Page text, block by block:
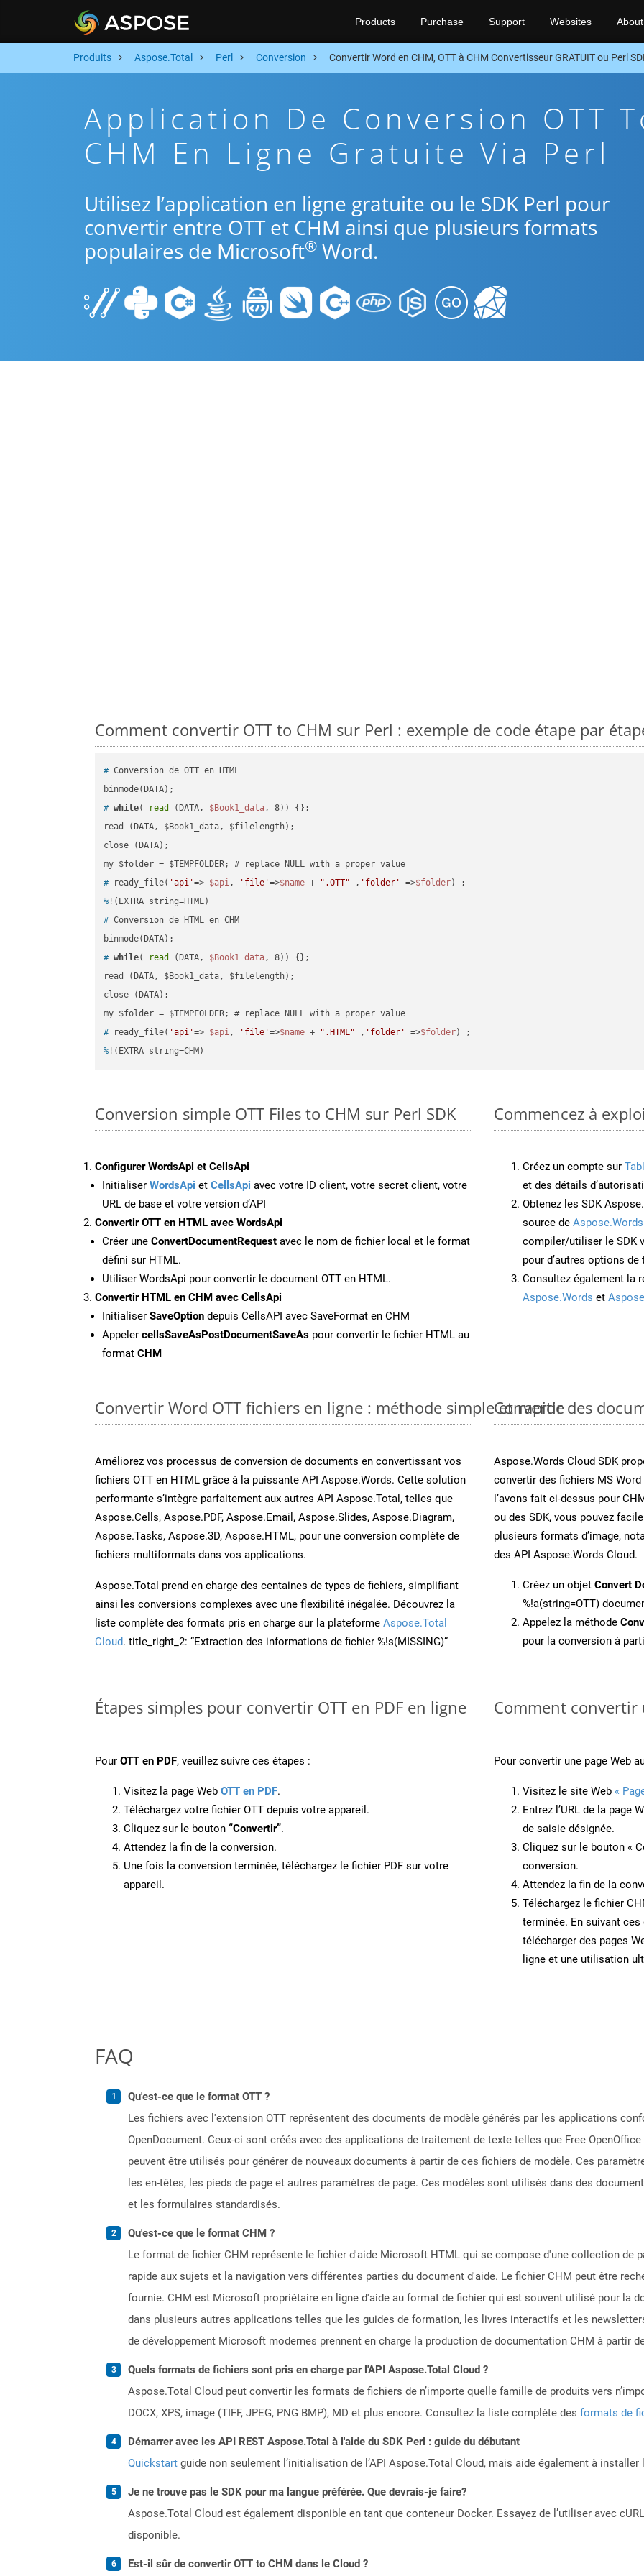
Products Purchase Support Websites About
Produits Aspose.Total Perl Conversion Convertir Word en CHM, OTT à CHM Convertisseur GRATUIT ou Perl
Application De Conversion OTT
CHM En Ligne Gratuite Via Perl
Utilisez l’application en ligne gratuite ou le SDK Perl pour
convertir entre OTT et CHM ainsi que plusieurs formats
populaires de Microsoft® Word.
Comment convertir OTT to CHM sur Perl : exemple de code étape par
# Conversion de OTT en HTML
# while( read (DATA, $Book1_data, 8)) {};
read (DATA, $Book1_data, $filelength);
close (DATA);
# ready_file( 'api'=> $api, 'file'=>$name + ".OTT" , 'folder' =>$folder) ;
% !(EXTRA string=HTML)
# Conversion de HTML en CHM
# while( read (DATA, $Book1_data, 8)) {};
read (DATA, $Book1_data, $filelength);
close (DATA);
# ready_file( 'api'=> $api, 'file'=>$name + ".HTML" , 'folder' =>$folder) ;
% !(EXTRA string=CHM)
Conversion simple OTT Files to CHM sur Perl SDK
Configurer WordsApi et CellsApi
Initialiser WordsApi et CellsApi avec votre ID client, votre secret client, votre
URL de base et votre version d’API
Convertir OTT en HTML avec WordsApi
Créer une ConvertDocumentRequest avec le nom de fichier local et le format
défini sur HTML.
Utiliser WordsApi pour convertir le document OTT en HTML.
Convertir HTML en CHM avec CellsApi
Initialiser SaveOption depuis CellsAPI avec SaveFormat en CHM
Appeler cellsSaveAsPostDocumentSaveAs pour convertir le fichier HTML au
format CHM
Commencez à
Créez un compte sur
et des détails
Obtenez les SDK
source de
compiler/utiliser le SDK
pour d’autres options
Consultez également la
Aspose.Words et
Convertir Word OTT fichiers en ligne : méthode simple et rapide
Améliorez vos processus de conversion de documents en convertissant vos
fichiers OTT en HTML grâce à la puissante API Aspose.Words. Cette solution
performante s’intègre parfaitement aux autres API Aspose.Total, telles que
Aspose.Cells, Aspose.PDF, Aspose.Email, Aspose.Slides, Aspose.Diagram,
Aspose.Tasks, Aspose.3D, Aspose.HTML, pour une conversion complète de
fichiers multiformats dans vos applications.
Aspose.Total prend en charge des centaines de types de fichiers, simplifiant
ainsi les conversions complexes avec une flexibilité inégalée. Découvrez la
liste complète des formats pris en charge sur la plateforme Aspose.Total
Cloud. title_right_2: “Extraction des informations de fichier %!s(MISSING)”
Convertir des
Aspose.Words Cloud SDK
convertir des fichiers MS
l’avons fait ci-dessus pour
ou des SDK, vous pouvez
plusieurs formats d’image,
des API Aspose.Words Cloud.
Créez un objet Convert
%!a(string=OTT)
Appelez la méthode
pour la conversion à
Étapes simples pour convertir OTT en PDF en ligne
Pour OTT en PDF, veuillez suivre ces étapes :
Visitez la page Web OTT en PDF.
Téléchargez votre fichier OTT depuis votre appareil.
Cliquez sur le bouton “Convertir”.
Attendez la fin de la conversion.
Une fois la conversion terminée, téléchargez le fichier PDF sur votre
appareil.
Comment convertir
Pour convertir une page Web
Visitez le site Web «
Entrez l’URL de la page
de saisie désignée.
Cliquez sur le bouton «
conversion.
Attendez la fin de la
Téléchargez le fichier
terminée. En suivant
télécharger des pages
ligne et une utilisation
FAQ
Qu'est-ce que le format OTT ?
Les fichiers avec l'extension OTT représentent des documents de modèle générés par les applications
OpenDocument. Ceux-ci sont créés avec des applications de traitement de texte telles que Free
peuvent être utilisés pour générer de nouveaux documents à partir de ces fichiers de modèle. Ces
les en-têtes, les pieds de page et autres paramètres de page. Ces modèles sont utilisés dans des
et les formulaires standardisés.
Qu'est-ce que le format CHM ?
Le format de fichier CHM représente le fichier d'aide Microsoft HTML qui se compose d'une collection de
rapide aux sujets et la navigation vers différentes parties du document d'aide. Le fichier CHM peut être
fournie. CHM est Microsoft propriétaire en ligne d'aide au format de fichier qui est souvent utilisé pour la
dans plusieurs autres applications telles que les guides de formation, les livres interactifs et les
de développement Microsoft modernes prennent en charge la production de documentation CHM à partir
Quels formats de fichiers sont pris en charge par l'API Aspose.Total Cloud ?
Aspose.Total Cloud peut convertir les formats de fichiers de n’importe quelle famille de produits vers
DOCX, XPS, image (TIFF, JPEG, PNG BMP), MD et plus encore. Consultez la liste complète des formats de
Démarrer avec les API REST Aspose.Total à l'aide du SDK Perl : guide du débutant
Quickstart guide non seulement l’initialisation de l’API Aspose.Total Cloud, mais aide également à
Je ne trouve pas le SDK pour ma langue préférée. Que devrais-je faire?
Aspose.Total Cloud est également disponible en tant que conteneur Docker. Essayez de l’utiliser avec
disponible.
Est-il sûr de convertir OTT to CHM dans le Cloud ?